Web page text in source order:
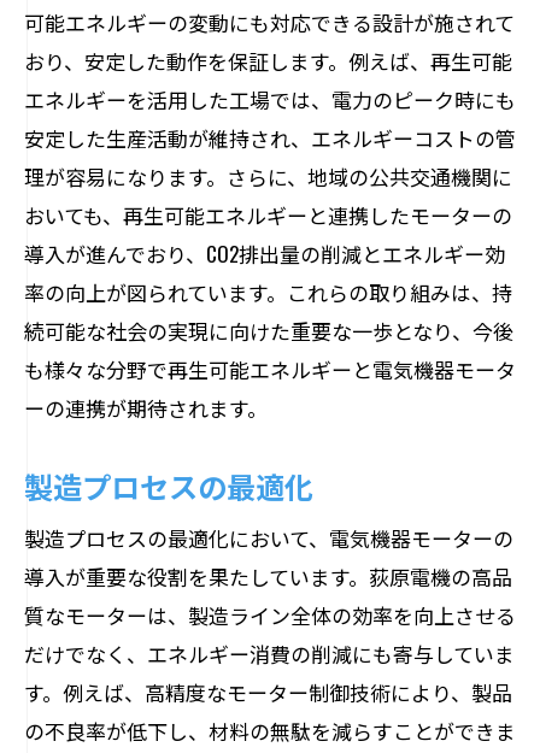
可能エネルギーの変動にも対応できる設計が施されて
おり、安定した動作を保証します。例えば、再生可能
エネルギーを活用した工場では、電力のピーク時にも
安定した生産活動が維持され、エネルギーコストの管
理が容易になります。さらに、地域の公共交通機関に
おいても、再生可能エネルギーと連携したモーターの
導入が進んでおり、CO2排出量の削減とエネルギー効
率の向上が図られています。これらの取り組みは、持
続可能な社会の実現に向けた重要な一歩となり、今後
も様々な分野で再生可能エネルギーと電気機器モータ
ーの連携が期待されます。
製造プロセスの最適化
製造プロセスの最適化において、電気機器モーターの
導入が重要な役割を果たしています。荻原電機の高品
質なモーターは、製造ライン全体の効率を向上させる
だけでなく、エネルギー消費の削減にも寄与していま
す。例えば、高精度なモーター制御技術により、製品
の不良率が低下し、材料の無駄を減らすことができま